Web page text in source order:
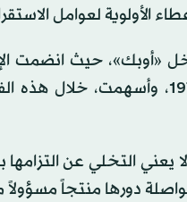
الأولوية لعوامل
عضويتها بعد قيام الاتحاد في
التخلي عن
دورها منتجاً